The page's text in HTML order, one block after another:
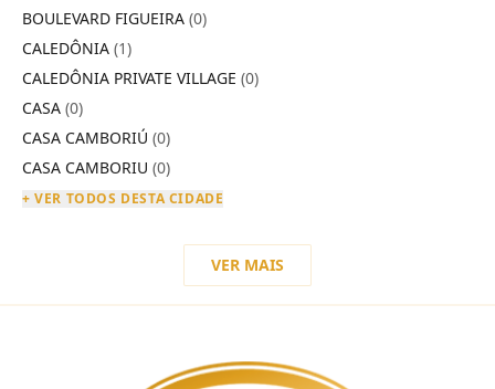
BOULEVARD FIGUEIRA (0)
CALEDÔNIA (1)
CALEDÔNIA PRIVATE VILLAGE (0)
CASA (0)
CASA CAMBORIÚ (0)
CASA CAMBORIU (0)
+ VER TODOS DESTA CIDADE
VER MAIS